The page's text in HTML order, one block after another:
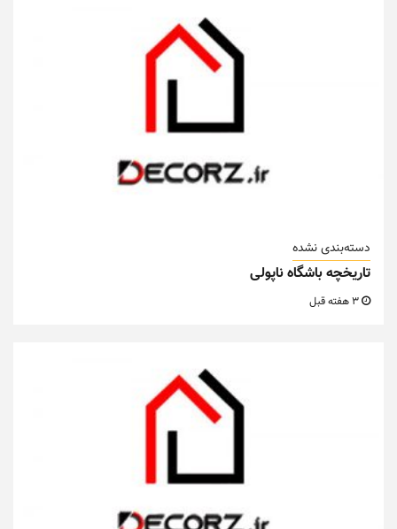
دسته‌بندی نشده
تاریخچه باشگاه ناپولی